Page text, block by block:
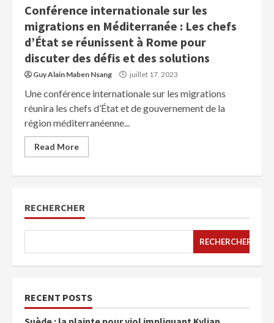
Conférence internationale sur les
migrations en Méditerranée : Les chefs
d’État se réunissent à Rome pour
discuter des défis et des solutions
Guy Alain Maben Nsang juillet 17, 2023
Une conférence internationale sur les migrations
réunira les chefs d’État et de gouvernement de la
région méditerranéenne...
Read More
RECHERCHER
RECHERCHER
RECENT POSTS